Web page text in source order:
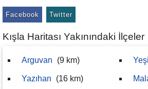
Facebook Twitter
Kışla Haritası Yakınındaki İlçeler
Arguvan (9 km)
Yazıhan (16 km)